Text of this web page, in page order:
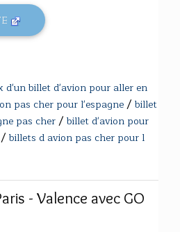
d'un billet d'avion pour aller en
pas cher pour l'espagne/ billet
pas cher/ billet d'avion pour
/ billets d avion pas cher pour l
- Valence avec GO